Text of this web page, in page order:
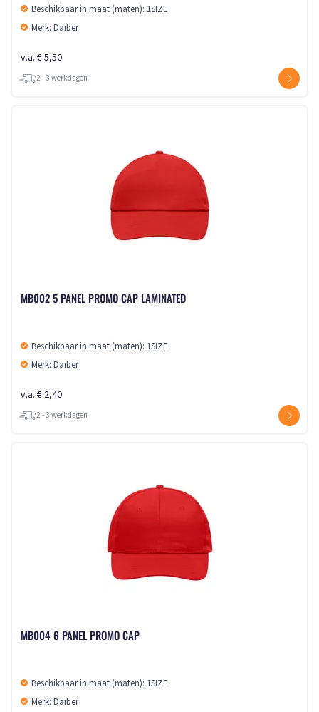
Beschikbaar in maat (maten): 1SIZE
Merk: Daiber
v.a. € 5,50
2 - 3 werkdagen
MB002 5 PANEL PROMO CAP LAMINATED
Beschikbaar in maat (maten): 1SIZE
Merk: Daiber
v.a. € 2,40
2 - 3 werkdagen
MB004 6 PANEL PROMO CAP
Beschikbaar in maat (maten): 1SIZE
Merk: Daiber